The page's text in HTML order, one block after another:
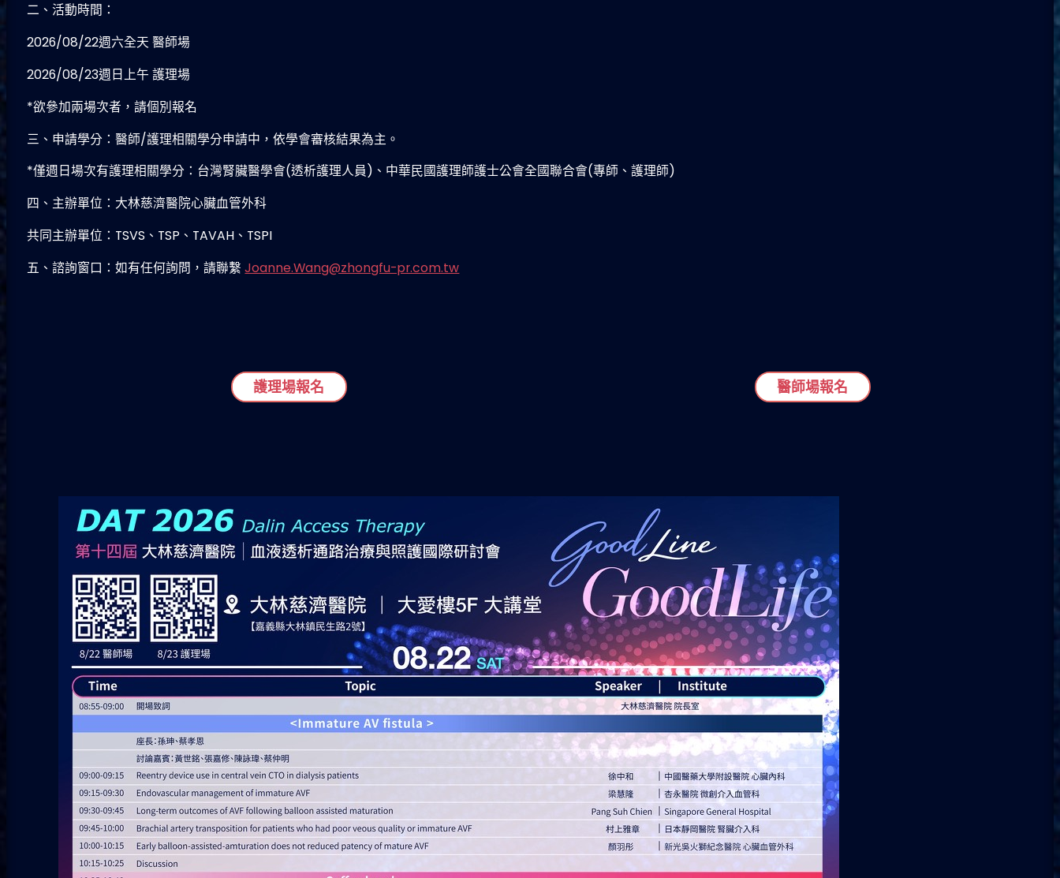
二、活動時間：
2026/08/22週六全天 醫師場
2026/08/23週日上午 護理場
*欲參加兩場次者，請個別報名
三、申請學分：醫師/護理相關學分申請中，依學會審核結果為主。
*僅週日場次有護理相關學分：台灣腎臟醫學會(透析護理人員)、中華民國護理師護士公會全國聯合會(專師、護理師)
四、主辦單位：大林慈濟醫院心臟血管外科
共同主辦單位：TSVS、TSP、TAVAH、TSPI
五、諮詢窗口：如有任何詢問，請聯繫Joanne.Wang@zhongfu-pr.com.tw
護理場報名 醫師場報名